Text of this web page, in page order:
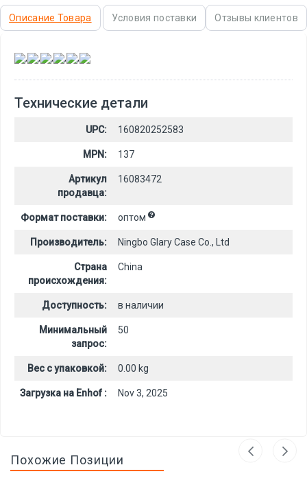
Описание Товара Условия поставки Отзывы клиентов
, , , , ,
Технические детали
UPC: 160820252583
MPN: 137
Артикул
продавца:
16083472
Формат поставки: оптом
Производитель: Ningbo Glary Case Co., Ltd
Страна
происхождения:
China
Доступность: в наличии
Минимальный
запрос:
50
Вес с упаковкой: 0.00 kg
Загрузка на Enhof : Nov 3, 2025
Похожие Позиции